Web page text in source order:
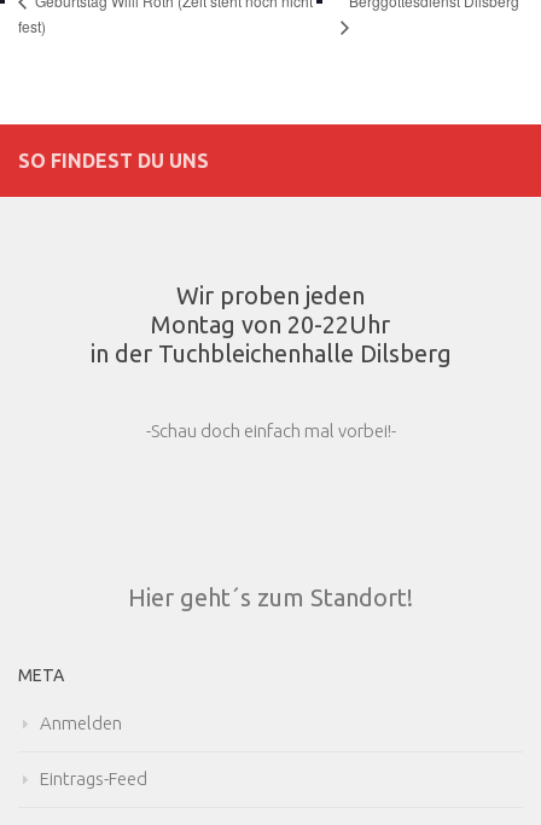
fest)
SO FINDEST DU UNS
Wir proben jeden
Montag von 20-22Uhr
in der Tuchbleichenhalle Dilsberg
-Schau doch einfach mal vorbei!-
Hier geht´s zum Standort!
META
Anmelden
Eintrags-Feed